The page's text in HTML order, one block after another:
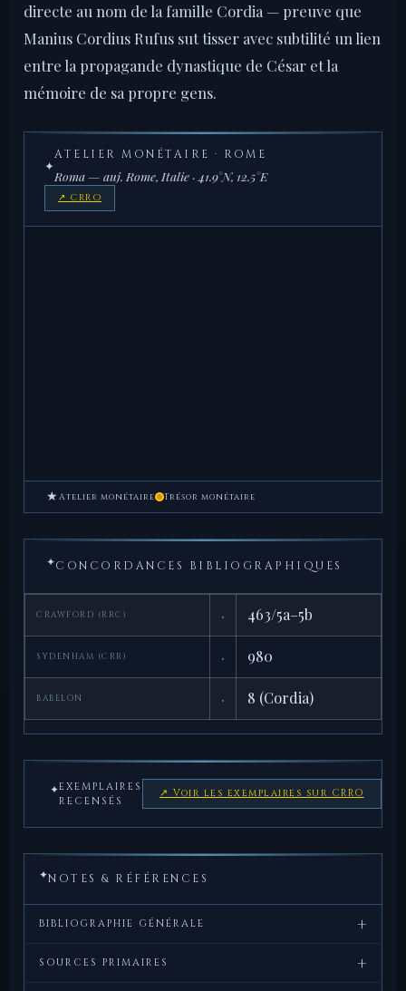
directe au nom de la famille Cordia — preuve que
Manius Cordius Rufus sut tisser avec subtilité un lien
entre la propagande dynastique de César et la
mémoire de sa propre gens.
✦
ATELIER MONÉTAIRE · ROME
Roma — auj. Rome, Italie · 41.9°N, 12.5°E
↗ CRRO
★ Atelier monétaire Trésor monétaire
✦CONCORDANCES BIBLIOGRAPHIQUES
CRAWFORD (RRC) · 463/5a–5b
SYDENHAM (CRR) · 980
BABELON · 8 (Cordia)
✦EXEMPLAIRES
RECENSÉS
↗ Voir les exemplaires sur CRRO
✦NOTES & RÉFÉRENCES
BIBLIOGRAPHIE GÉNÉRALE +
Crawford,
M.H.,
Roman
Republican
University Press, 1974.
SOURCES PRIMAIRES +